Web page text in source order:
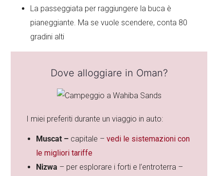
La passeggiata per raggiungere la buca è
pianeggiante. Ma se vuole scendere, conta 80
gradini alti
Dove alloggiare in Oman?
I miei preferiti durante un viaggio in auto:
Muscat – capitale – vedi le sistemazioni con
le migliori tariffe
Nizwa – per esplorare i forti e l’entroterra –